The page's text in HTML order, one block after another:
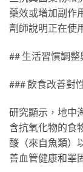
藥效或增加副作
劑師說明正在使
## 生活習慣調
### 飲食改善對
研究顯示，地中
含抗氧化物的食
酸（來自魚類）
善血管健康和睪